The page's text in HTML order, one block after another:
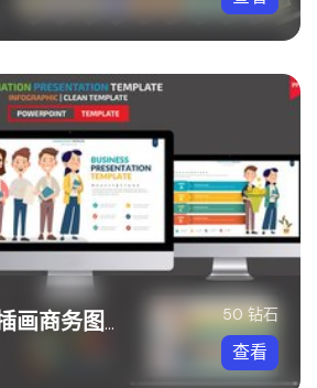
彩色卡通人物插画商务图形世界中国地图PPT模板
50 钻石
查看